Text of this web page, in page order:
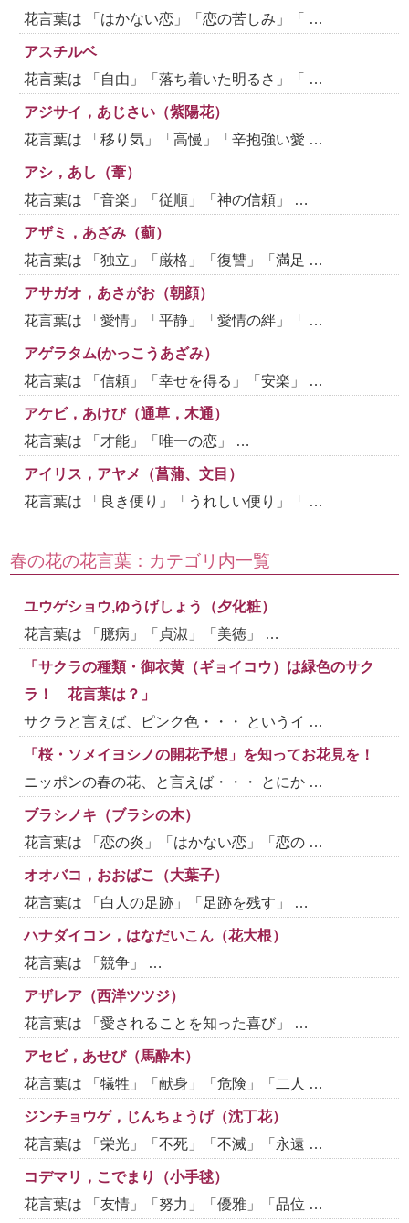
花言葉は 「はかない恋」「恋の苦しみ」「 …
アスチルベ
花言葉は 「自由」「落ち着いた明るさ」「 …
アジサイ，あじさい（紫陽花）
花言葉は 「移り気」「高慢」「辛抱強い愛 …
アシ，あし（葦）
花言葉は 「音楽」「従順」「神の信頼」 …
アザミ，あざみ（薊）
花言葉は 「独立」「厳格」「復讐」「満足 …
アサガオ，あさがお（朝顔）
花言葉は 「愛情」「平静」「愛情の絆」「 …
アゲラタム(かっこうあざみ）
花言葉は 「信頼」「幸せを得る」「安楽」 …
アケビ，あけび（通草，木通）
花言葉は 「才能」「唯一の恋」 …
アイリス，アヤメ（菖蒲、文目）
花言葉は 「良き便り」「うれしい便り」「 …
春の花の花言葉：カテゴリ内一覧
ユウゲショウ,ゆうげしょう（夕化粧）
花言葉は 「臆病」「貞淑」「美徳」 …
「サクラの種類・御衣黄（ギョイコウ）は緑色のサク
ラ！ 花言葉は？」
サクラと言えば、ピンク色・・・ というイ …
「桜・ソメイヨシノの開花予想」を知ってお花見を！
ニッポンの春の花、と言えば・・・ とにか …
ブラシノキ（ブラシの木）
花言葉は 「恋の炎」「はかない恋」「恋の …
オオバコ，おおばこ（大葉子）
花言葉は 「白人の足跡」「足跡を残す」 …
ハナダイコン，はなだいこん（花大根）
花言葉は 「競争」 …
アザレア（西洋ツツジ）
花言葉は 「愛されることを知った喜び」 …
アセビ，あせび（馬酔木）
花言葉は 「犠牲」「献身」「危険」「二人 …
ジンチョウゲ，じんちょうげ（沈丁花）
花言葉は 「栄光」「不死」「不滅」「永遠 …
コデマリ，こでまり（小手毬）
花言葉は 「友情」「努力」「優雅」「品位 …